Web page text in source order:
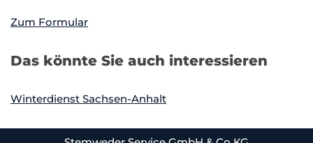
Zum Formular
Das könnte Sie auch interessieren
Winterdienst Sachsen-Anhalt